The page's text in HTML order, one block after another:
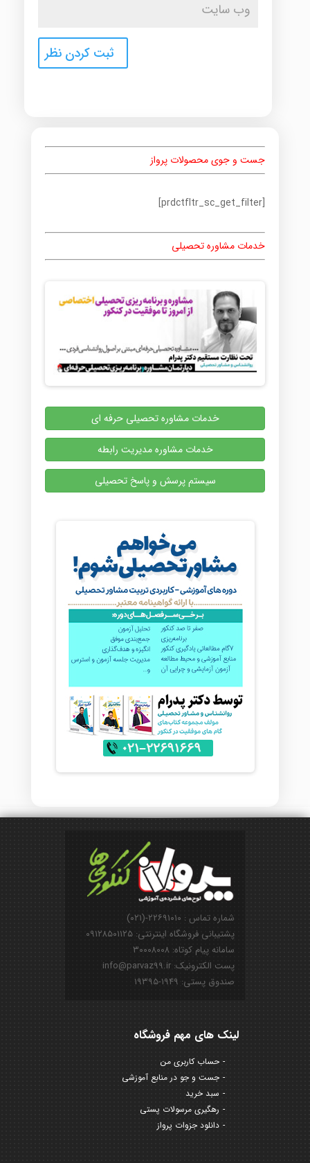
جست و جوی محصولات پرواز
[prdctfltr_sc_get_filter]
خدمات مشاوره تحصیلی
خدمات مشاوره تحصیلی حرفه ای
خدمات مشاوره مدیریت رابطه
سیستم پرسش و پاسخ تحصیلی
شماره تماس : ۲۲۶۹۱۰۱۰-(۰۲۱)
پشتیبانی فروشگاه اینترنتی: ۰۹۱۲۸۵۰۱۱۲۵
سامانه پیام کوتاه: ۳۰۰۰۸۰۰۸
پست الکترونیک: info@parvaz99.ir
صندوق پستی: ۱۹۴۹-۱۹۳۹۵
لینک های مهم فروشگاه
حساب کاربری من
جست و جو در منابع آموزشی
سبد خرید
رهگیری مرسولات پستی
دانلود جزوات پرواز